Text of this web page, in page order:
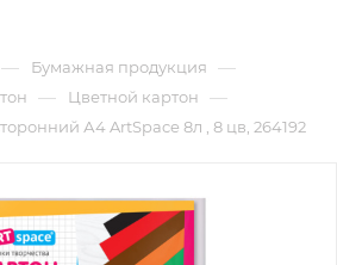
— Бумажная продукция —
— Цветной картон —
А4 ArtSpace 8л , 8 цв, 264192